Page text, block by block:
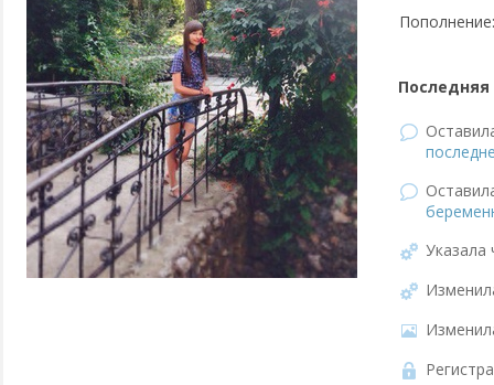
Пополнение:
Последняя
Указала